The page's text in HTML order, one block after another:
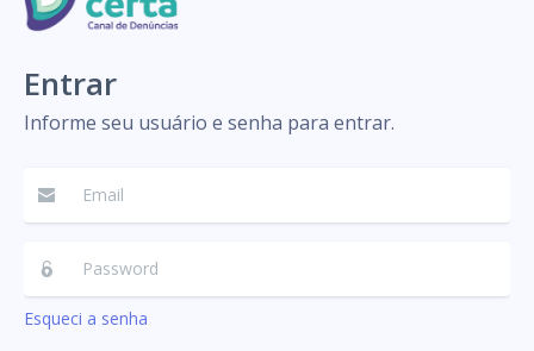
Entrar
Informe seu usuário e senha para entrar.
Esqueci a senha